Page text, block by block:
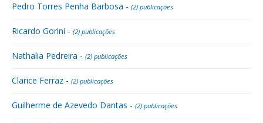
Pedro Torres Penha Barbosa - (2) publicações
Ricardo Gorini - (2) publicações
Nathalia Pedreira - (2) publicações
Clarice Ferraz - (2) publicações
Guilherme de Azevedo Dantas - (2) publicações